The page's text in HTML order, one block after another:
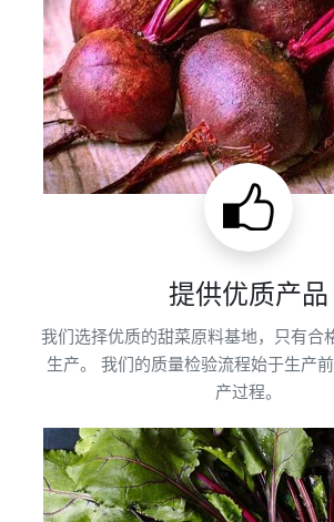
提供优质产品
我们选择优质的甜菜原料基地，只有合
生产。 我们的质量检验流程始于生产
产过程。